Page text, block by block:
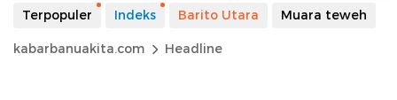
Terpopuler Indeks Barito Utara Muara teweh
kabarbanuakita.com Headline